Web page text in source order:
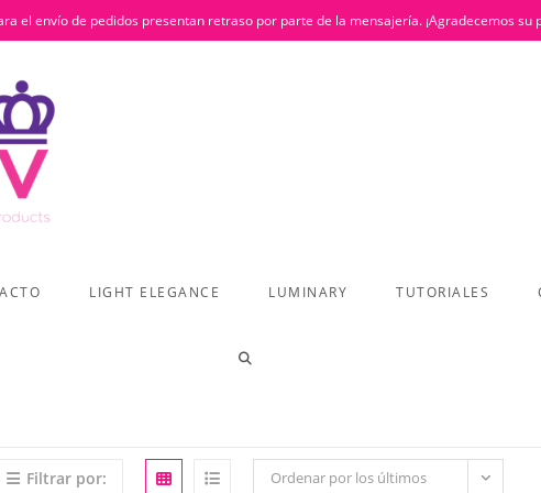
el envío de pedidos presentan retraso por parte de la mensajería. ¡Agradecemos su
LIGHT ELEGANCE LUMINARY TUTORIALES
ALTERNAR
Filtrar por: Ordenar por los últimos